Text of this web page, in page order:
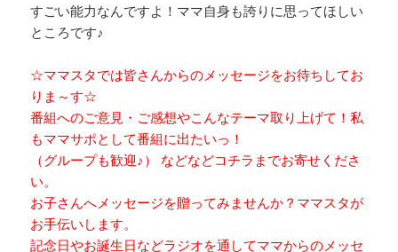
すごい能力なんですよ！ママ自身も誇りに思ってほしい
ところです♪
☆ママスタでは皆さんからのメッセージをお待ちしてお
りま～す☆
番組へのご意見・ご感想やこんなテーマ取り上げて！私
もママサポとして番組に出たいっ！
（グループも歓迎♪） などなどコチラまでお寄せくださ
い。
お子さんへメッセージを贈ってみませんか？ママスタが
お手伝いします。
記念日やお誕生日などラジオを通してママからのメッセ